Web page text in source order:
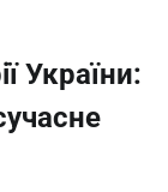
України: